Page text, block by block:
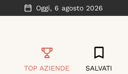
Oggi, 6 agosto 2026
TOP AZIENDE SALVATI